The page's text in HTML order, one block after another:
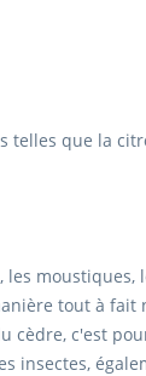
telles que la
moustiques,
tout à fait
c'est
insectes,